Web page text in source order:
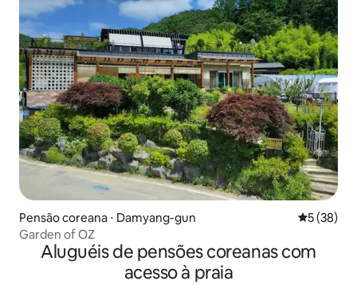
Pensão coreana ⋅ Damyang-gun 5 de uma
5 (38)
Garden of OZ
Aluguéis de pensões coreanas com
acesso à praia